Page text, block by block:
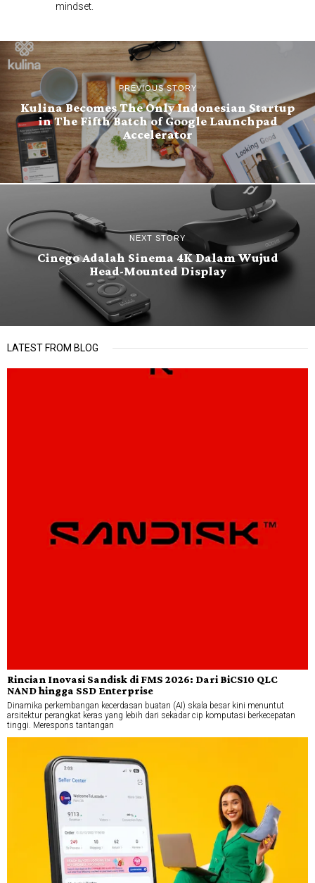
mindset.
PREVIOUS STORY
Kulina Becomes The Only Indonesian Startup
in The Fifth Batch of Google Launchpad
Accelerator
NEXT STORY
Cinego Adalah Sinema 4K Dalam Wujud
Head-Mounted Display
LATEST FROM BLOG
Rincian Inovasi Sandisk di FMS 2026: Dari BiCS10 QLC
NAND hingga SSD Enterprise
Dinamika perkembangan kecerdasan buatan (AI) skala besar kini menuntut
arsitektur perangkat keras yang lebih dari sekadar cip komputasi berkecepatan
tinggi. Merespons tantangan